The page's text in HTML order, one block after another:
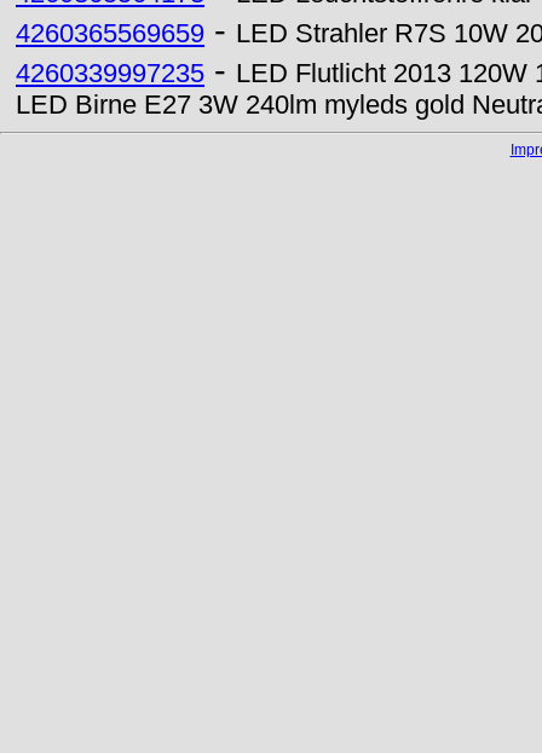
4260365569659 - LED Strahler R7S 10W
4260339997235 - LED Flutlicht 2013 120W
LED Birne E27 3W 240lm myleds gold